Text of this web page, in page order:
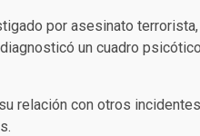
por asesinato
un cuadro
relación con otros